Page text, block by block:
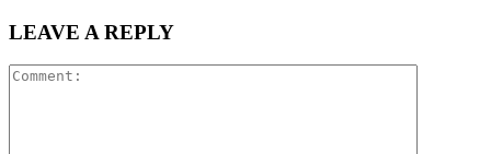
LEAVE A REPLY